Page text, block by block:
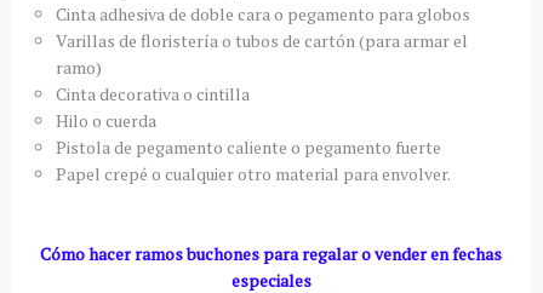
Cinta adhesiva de doble cara o pegamento para globos
Varillas de floristería o tubos de cartón (para armar el
ramo)
Cinta decorativa o cintilla
Hilo o cuerda
Pistola de pegamento caliente o pegamento fuerte
Papel crepé o cualquier otro material para envolver.
Cómo hacer ramos buchones para regalar o vender en fechas
especiales